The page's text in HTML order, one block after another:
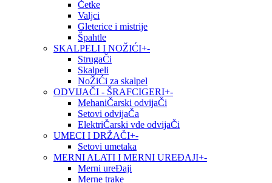
Četke
Valjci
Gleterice i mistrije
Špahtle
SKALPELI I NOŽIĆI+-
StrugaČi
Skalpeli
NoŽiĆi za skalpel
ODVIJAČI - ŠRAFCIGERI+-
MehaniČarski odvijaČi
Setovi odvijaČa
ElektriČarski vde odvijaČi
UMECI I DRŽAČI+-
Setovi umetaka
MERNI ALATI I MERNI UREĐAJI+-
Merni ureĐaji
Merne trake